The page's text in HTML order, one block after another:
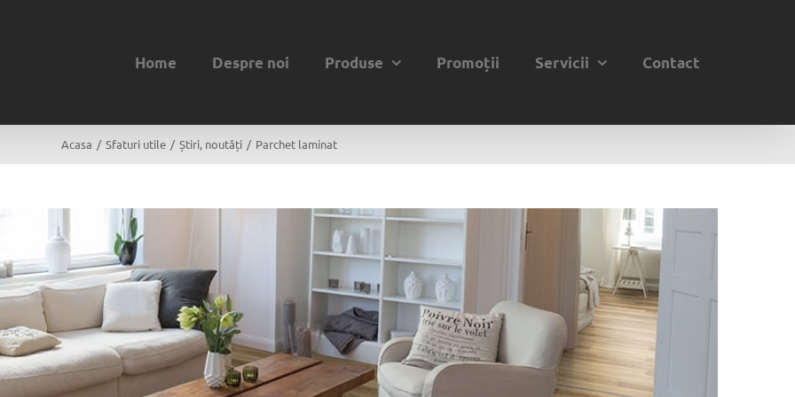
Home Despre noi Produse Promoții Servicii Contact
Acasa / Sfaturi utile / Știri, noutăți / Parchet laminat